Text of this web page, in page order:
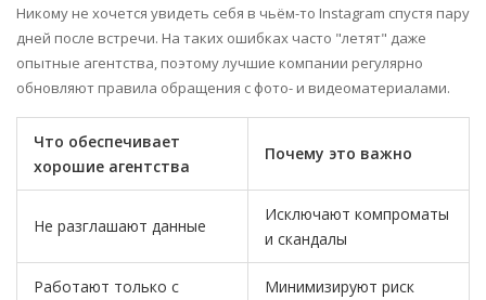
Никому не хочется увидеть себя в чьём-то Instagram спустя пару
дней после встречи. На таких ошибках часто "летят" даже
опытные агентства, поэтому лучшие компании регулярно
обновляют правила обращения с фото- и видеоматериалами.
Что обеспечивает
хорошие агентства
Почему это важно
Не разглашают данные
Исключают компроматы
и скандалы
Работают только с
Минимизируют риск